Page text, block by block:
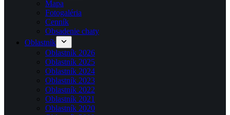
Mapa
Fotogaléria
Cenník
Obsadenie chaty
Oblastník
Oblastník 2026
Oblastník 2025
Oblastník 2024
Oblastník 2023
Oblastník 2022
Oblastník 2021
Oblastník 2020